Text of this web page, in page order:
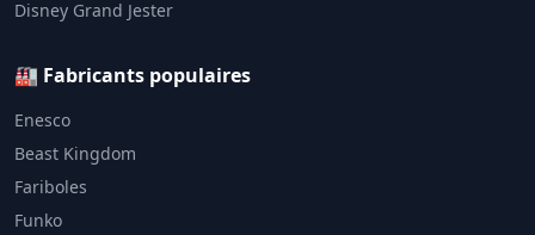
Disney Grand Jester
🏭 Fabricants populaires
Enesco
Beast Kingdom
Fariboles
Funko